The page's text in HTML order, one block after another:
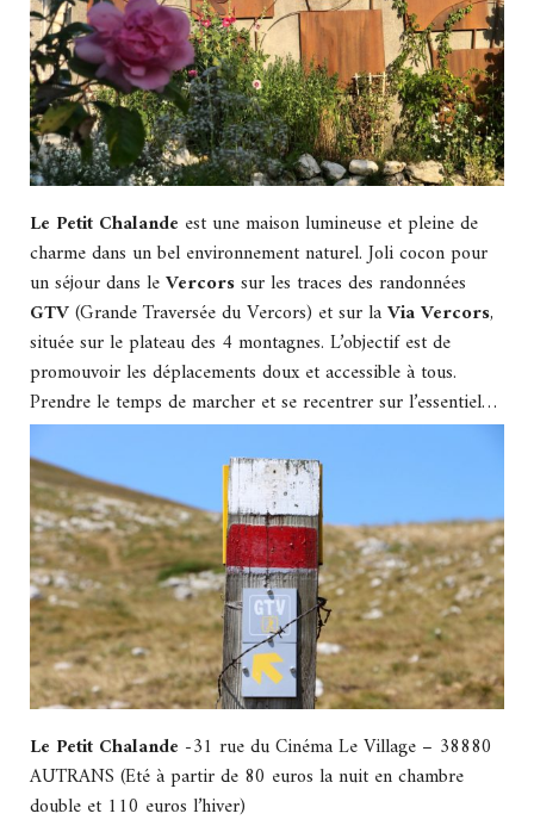
Le Petit Chalande est une maison lumineuse et pleine de
charme dans un bel environnement naturel. Joli cocon pour
un séjour dans leVercorssur les traces des randonnées
GTV(Grande Traversée du Vercors) et sur laVia Vercors,
située sur le plateau des 4 montagnes. L’objectif est de
promouvoir les déplacements doux et accessible à tous.
Prendre le temps de marcher et se recentrer sur l’essentiel…
Le Petit Chalande -31 rue du Cinéma Le Village – 38880
AUTRANS (Eté à partir de 80 euros la nuit en chambre
double et 110 euros l’hiver)